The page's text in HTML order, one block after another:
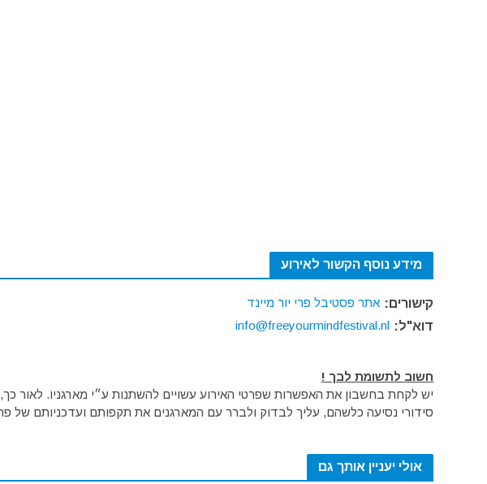
מידע נוסף הקשור לאירוע
קישורים: אתר פסטיבל פרי יור מיינד
דוא"ל: info@freeyourmindfestival.nl
חשוב לתשומת לבך !
יש לקחת בחשבון את האפשרות שפרטי האירוע עשויים להשתנות ע״י מארגניו. לאור
סידורי נסיעה כלשהם, עליך לבדוק ולברר עם המארגנים את תקפותם ועדכניותם של
אולי יעניין אותך גם